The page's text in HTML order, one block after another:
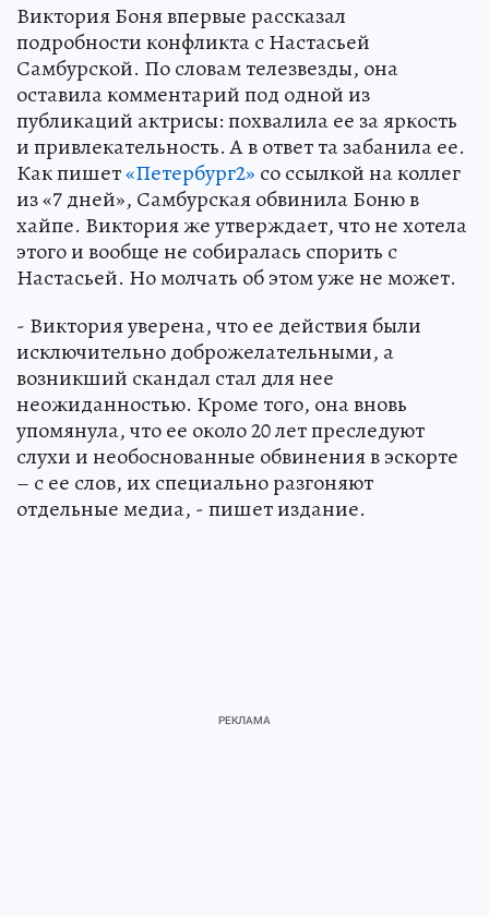
Виктория Боня впервые рассказал
подробности конфликта с Настасьей
Самбурской. По словам телезвезды, она
оставила комментарий под одной из
публикаций актрисы: похвалила ее за яркость
и привлекательность. А в ответ та забанила ее.
Как пишет«Петербург2» со ссылкой на коллег
из «7 дней», Самбурская обвинила Боню в
хайпе. Виктория же утверждает, что не хотела
этого и вообще не собиралась спорить с
Настасьей. Но молчать об этом уже не может.
- Виктория уверена, что ее действия были
исключительно доброжелательными, а
возникший скандал стал для нее
неожиданностью. Кроме того, она вновь
упомянула, что ее около 20 лет преследуют
слухи и необоснованные обвинения в эскорте
– с ее слов, их специально разгоняют
отдельные медиа, - пишет издание.